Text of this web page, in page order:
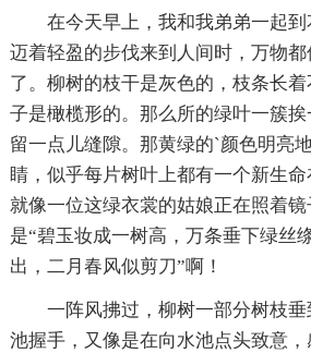
在今天早上，我和我弟弟一起
迈着轻盈的步伐来到人间时，万物
了。柳树的枝干是灰色的，枝条长
子是橄榄形的。那么所的绿叶一簇
留一点儿缝隙。那黄绿的`颜色明亮
睛，似乎每片树叶上都有一个新生命
就像一位这绿衣裳的姑娘正在照着
是“碧玉妆成一树高，万条垂下绿丝
出，二月春风似剪刀”啊！
一阵风拂过，柳树一部分树枝
池握手，又像是在向水池点头致意，